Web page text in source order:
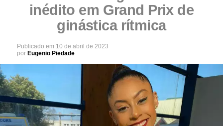
inédito em Grand Prix de
ginástica rítmica
Publicado em 10 de abril de 2023
por Eugenio Piedade